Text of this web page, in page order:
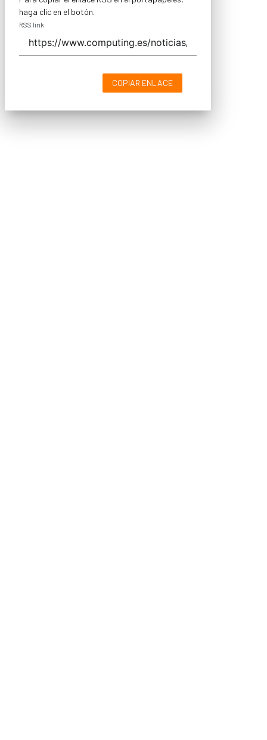
haga clic en el botón.
RSS link
COPIAR ENLACE